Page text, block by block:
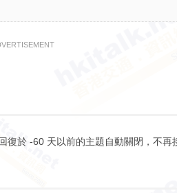
復於 -60 天以前的主題自動關閉，不再